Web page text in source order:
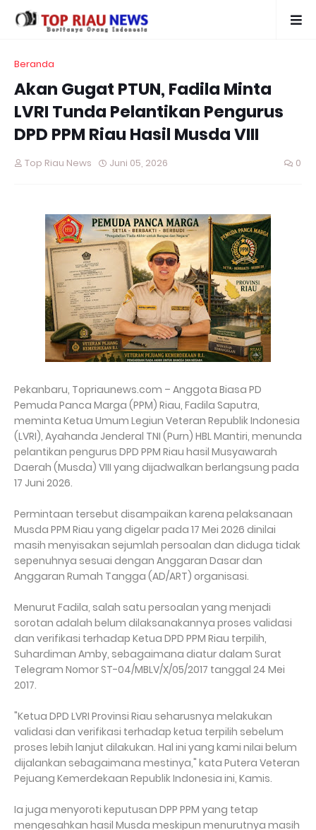
Beranda
Akan Gugat PTUN, Fadila Minta
LVRI Tunda Pelantikan Pengurus
DPD PPM Riau Hasil Musda VIII
Top Riau News Juni 05, 2026 0
Pekanbaru, Topriaunews.com – Anggota Biasa PD
Pemuda Panca Marga (PPM) Riau, Fadila Saputra,
meminta Ketua Umum Legiun Veteran Republik Indonesia
(LVRI), Ayahanda Jenderal TNI (Purn) HBL Mantiri, menunda
pelantikan pengurus DPD PPM Riau hasil Musyawarah
Daerah (Musda) VIII yang dijadwalkan berlangsung pada
17 Juni 2026.
Permintaan tersebut disampaikan karena pelaksanaan
Musda PPM Riau yang digelar pada 17 Mei 2026 dinilai
masih menyisakan sejumlah persoalan dan diduga tidak
sepenuhnya sesuai dengan Anggaran Dasar dan
Anggaran Rumah Tangga (AD/ART) organisasi.
Menurut Fadila, salah satu persoalan yang menjadi
sorotan adalah belum dilaksanakannya proses validasi
dan verifikasi terhadap Ketua DPD PPM Riau terpilih,
Suhardiman Amby, sebagaimana diatur dalam Surat
Telegram Nomor ST-04/MBLV/X/05/2017 tanggal 24 Mei
2017.
"Ketua DPD LVRI Provinsi Riau seharusnya melakukan
validasi dan verifikasi terhadap ketua terpilih sebelum
proses lebih lanjut dilakukan. Hal ini yang kami nilai belum
dijalankan sebagaimana mestinya," kata Putera Veteran
Pejuang Kemerdekaan Republik Indonesia ini, Kamis.
Ia juga menyoroti keputusan DPP PPM yang tetap
mengesahkan hasil Musda meskipun menurutnya masih